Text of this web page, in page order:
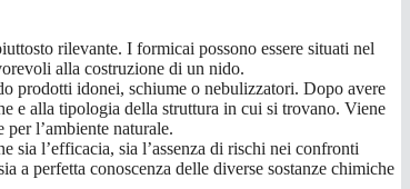
rilevante. I formicai possono essere situati nel
alla costruzione di un nido.
prodotti idonei, schiume o nebulizzatori. Dopo avere
e alla tipologia della struttura in cui si trovano. Viene
per l’ambiente naturale.
sia l’efficacia, sia l’assenza di rischi nei confronti
a perfetta conoscenza delle diverse sostanze chimiche